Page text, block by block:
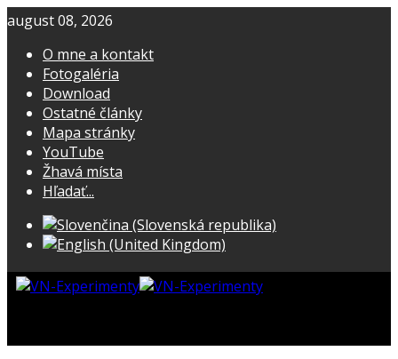
august 08, 2026
O mne a kontakt
Fotogaléria
Download
Ostatné články
Mapa stránky
YouTube
Žhavá místa
Hľadať...